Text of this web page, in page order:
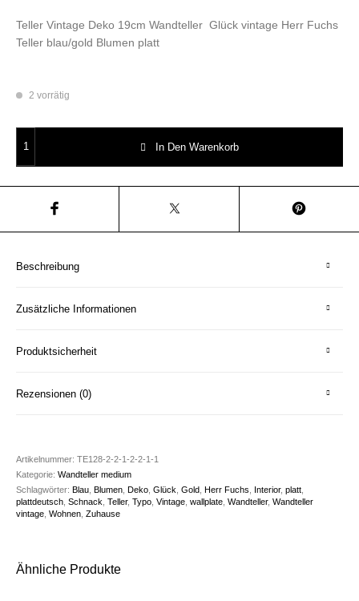
Teller Vintage Deko 19cm Wandteller Glück vintage Herr Fuchs
Teller blau/gold Blumen platt
2 vorrätig
In Den Warenkorb
Beschreibung
Zusätzliche Informationen
Produktsicherheit
Rezensionen (0)
Artikelnummer:TE128-2-2-1-2-2-1-1
Kategorie:Wandteller medium
Schlagwörter:Blau ,Blumen ,Deko ,Glück ,Gold ,Herr Fuchs Interior,platt
plattdeutsch ,Schnack ,Teller,Typo ,Vintage ,wallplate ,Wandteller,Wandteller
vintage ,Wohnen ,Zuhause
Ähnliche Produkte